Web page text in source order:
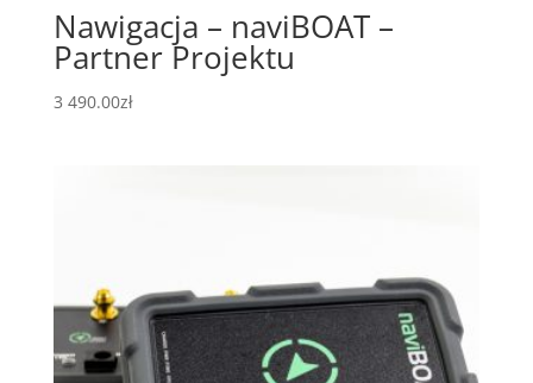
Nawigacja – naviBOAT –
Partner Projektu
3 490.00zł